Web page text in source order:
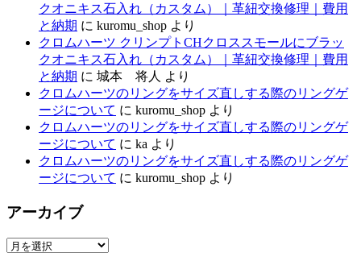
クオニキス石入れ（カスタム）｜革紐交換修理｜費用
と納期 に kuromu_shop より
クロムハーツ クリンプトCHクロススモールにブラッ
クオニキス石入れ（カスタム）｜革紐交換修理｜費用
と納期 に 城本 将人 より
クロムハーツのリングをサイズ直しする際のリングゲ
ージについて に kuromu_shop より
クロムハーツのリングをサイズ直しする際のリングゲ
ージについて に ka より
クロムハーツのリングをサイズ直しする際のリングゲ
ージについて に kuromu_shop より
アーカイブ
ア